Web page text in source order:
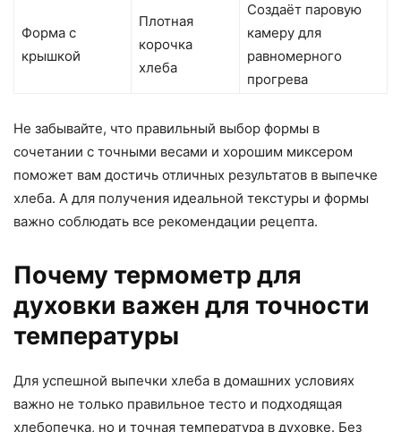
Форма с
крышкой
Плотная
корочка
хлеба
Создаёт паровую
камеру для
равномерного
прогрева
Не забывайте, что правильный выбор формы в
сочетании с точными весами и хорошим миксером
поможет вам достичь отличных результатов в выпечке
хлеба. А для получения идеальной текстуры и формы
важно соблюдать все рекомендации рецепта.
Почему термометр для
духовки важен для точности
температуры
Для успешной выпечки хлеба в домашних условиях
важно не только правильное тесто и подходящая
хлебопечка, но и точная температура в духовке. Без